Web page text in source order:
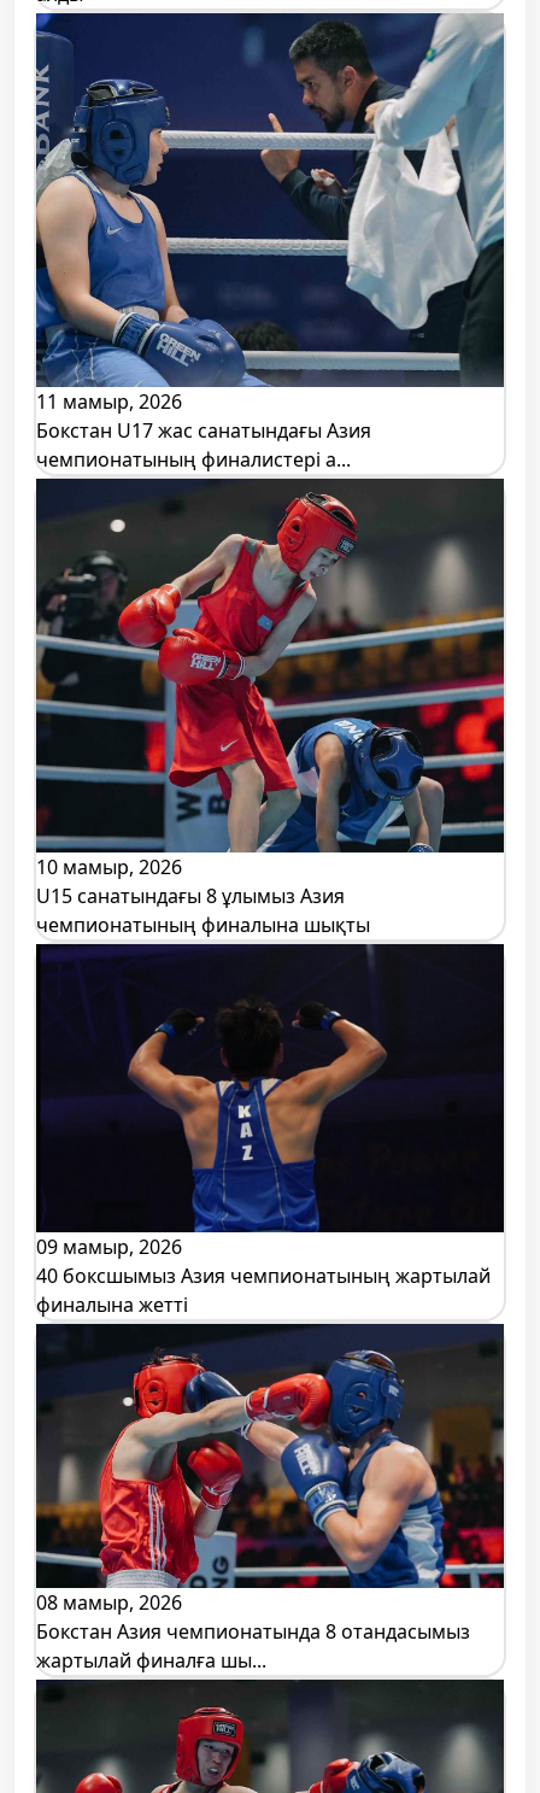
11 мамыр, 2026
Бокстан U17 жас санатындағы Азия
чемпионатының финалистері а...
10 мамыр, 2026
U15 санатындағы 8 ұлымыз Азия
чемпионатының финалына шықты
09 мамыр, 2026
40 боксшымыз Азия чемпионатының жартылай
финалына жетті
08 мамыр, 2026
Бокстан Азия чемпионатында 8 отандасымыз
жартылай финалға шы...